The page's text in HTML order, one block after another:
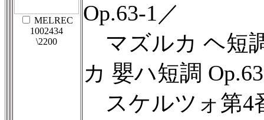
MELREC
1002434
\2200
Op.63-1／
マズルカ ヘ短
カ 嬰ハ短調
スケルツォ第4